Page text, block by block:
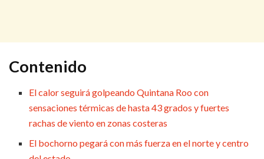
Contenido
El calor seguirá golpeando Quintana Roo con
sensaciones térmicas de hasta 43 grados y fuertes
rachas de viento en zonas costeras
El bochorno pegará con más fuerza en el norte y centro